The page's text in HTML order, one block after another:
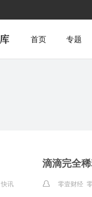
首页 专题
滴滴完全
快讯 零壹财经